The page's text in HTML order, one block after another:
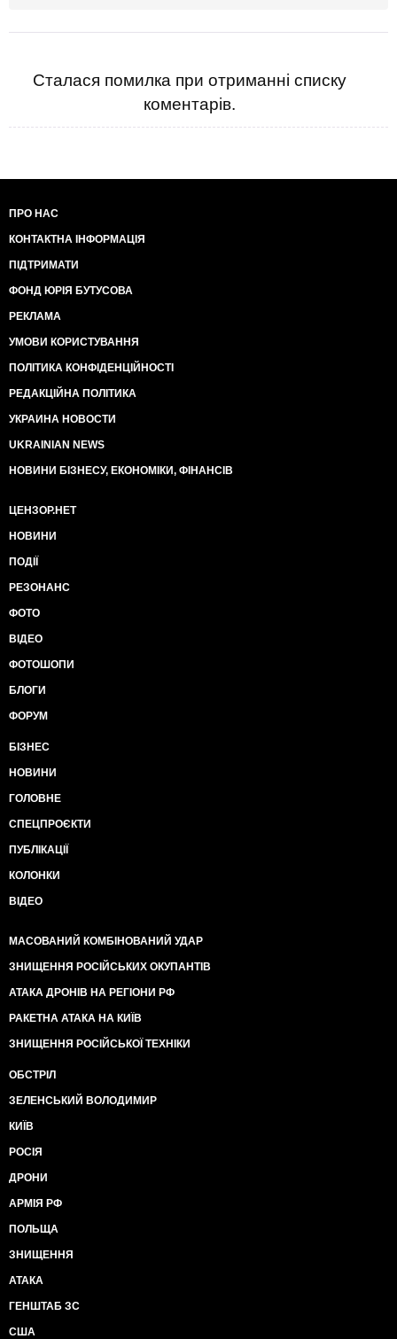
Сталася помилка при отриманні списку
коментарів.
ПРО НАС
КОНТАКТНА ІНФОРМАЦІЯ
ПІДТРИМАТИ
ФОНД ЮРІЯ БУТУСОВА
РЕКЛАМА
УМОВИ КОРИСТУВАННЯ
ПОЛІТИКА КОНФІДЕНЦІЙНОСТІ
РЕДАКЦІЙНА ПОЛІТИКА
УКРАИНА НОВОСТИ
UKRAINIAN NEWS
НОВИНИ БІЗНЕСУ, ЕКОНОМІКИ, ФІНАНСІВ
ЦЕНЗОР.НЕТ
НОВИНИ
ПОДІЇ
РЕЗОНАНС
ФОТО
ВІДЕО
ФОТОШОПИ
БЛОГИ
ФОРУМ
БІЗНЕС
НОВИНИ
ГОЛОВНЕ
СПЕЦПРОЄКТИ
ПУБЛІКАЦІЇ
КОЛОНКИ
ВІДЕО
МАСОВАНИЙ КОМБІНОВАНИЙ УДАР
ЗНИЩЕННЯ РОСІЙСЬКИХ ОКУПАНТІВ
АТАКА ДРОНІВ НА РЕГІОНИ РФ
РАКЕТНА АТАКА НА КИЇВ
ЗНИЩЕННЯ РОСІЙСЬКОЇ ТЕХНІКИ
ОБСТРІЛ
ЗЕЛЕНСЬКИЙ ВОЛОДИМИР
КИЇВ
РОСІЯ
ДРОНИ
АРМІЯ РФ
ПОЛЬЩА
ЗНИЩЕННЯ
АТАКА
ГЕНШТАБ ЗС
США